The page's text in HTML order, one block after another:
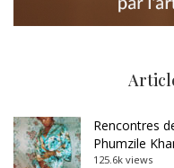
Rencontres
Phumzile
125.6k views